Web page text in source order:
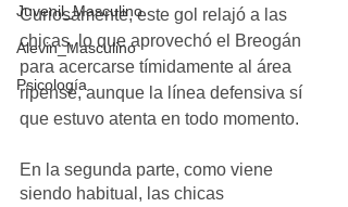
Juvenil_Masculino
Alevin_Masculino
Psicología
Curiosamente, este gol relajó a las
chicas, lo que aprovechó el Breogán
para acercarse tímidamente al área
ripense, aunque la línea defensiva sí
que estuvo atenta en todo momento.
En la segunda parte, como viene
siendo habitual, las chicas